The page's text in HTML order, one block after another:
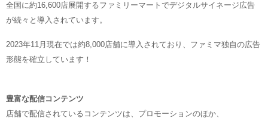
全国に約16,600店展開するファミリーマートでデジタルサイネージ広告
が続々と導入されています。
2023年11月現在では約8,000店舗に導入されており、ファミマ独自の広告
形態を確立しています！
豊富な配信コンテンツ
店舗で配信されているコンテンツは、プロモーションのほか、